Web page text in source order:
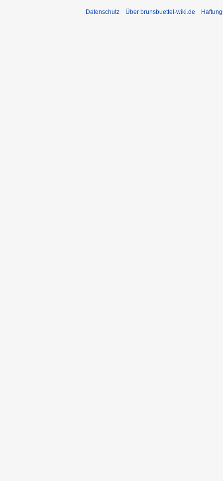
Datenschutz Über brunsbuettel-wiki.de